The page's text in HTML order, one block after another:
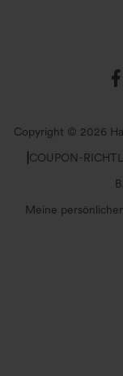
Copyright © 2026
COUPON-
Meine